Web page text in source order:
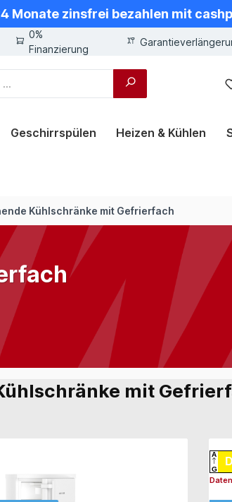
Monate zinsfrei bezahlen mit
0%
Finanzierung
Geschirrspülen Heizen & Kühlen
Kühlschränke mit Gefrierfach
mit
D
A
G